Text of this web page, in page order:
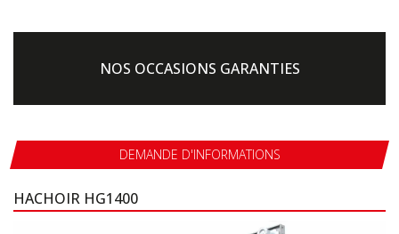
NOS OCCASIONS GARANTIES
DEMANDE D'INFORMATIONS
HACHOIR HG1400